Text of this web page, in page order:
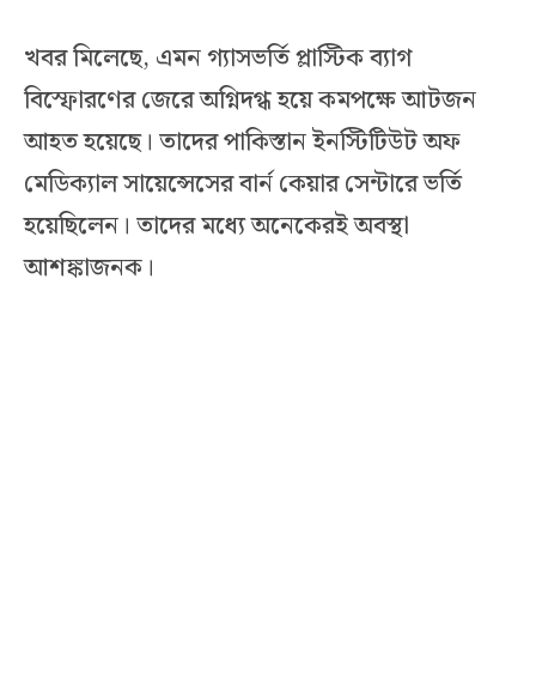
খবর মিলেছে, এমন গ্যাসভর্তি প্লাস্টিক ব্যাগ
বিস্ফোরণের জেরে অগ্নিদগ্ধ হয়ে কমপক্ষে আটজন
আহত হয়েছে। তাদের পাকিস্তান ইনস্টিটিউট অফ
মেডিক্যাল সায়েন্সেসের বার্ন কেয়ার সেন্টারে ভর্তি
হয়েছিলেন। তাদের মধ্যে অনেকেরই অবস্থা
আশঙ্কাজনক।